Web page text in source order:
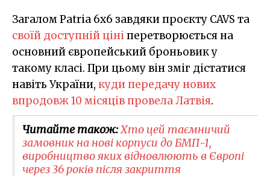
Загалом Patria 6x6 завдяки проєкту CAVS та
своїй доступній цініперетворюється на
основний європейський броньовик у
такому класі. При цьому він зміг дістатися
навіть України, куди передачу нових
впродовж 10 місяців провела Латвія.
Читайте також:Хто цей таємничий
замовник на нові корпуси до БМП-1,
виробництво яких відновлюють в Європі
через 36 років після закриття